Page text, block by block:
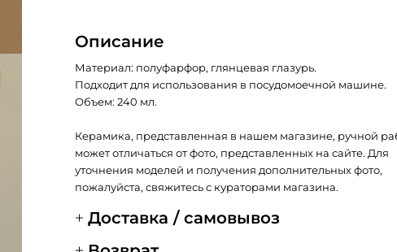
Описание
Материал: полуфарфор, глянцевая глазурь.
Подходит для использования в посудомоечной машине.
Объем: 240 мл.
Керамика, представленная в нашем магазине, ручной
может отличаться от фото, представленных на сайте. Для
уточнения моделей и получения дополнительных фото,
пожалуйста, свяжитесь с кураторами магазина.
Доставка / самовывоз